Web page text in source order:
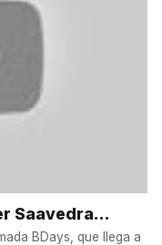
Saavedra...
BDays, que llega a